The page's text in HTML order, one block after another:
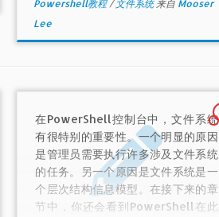
Powershell教程/ 文件系统 来自 Mooser
Lee
在PowerShell控制台中，文件系统
有很特别的重要性。一个明显的原因
是管理员需要执行许多涉及文件系统
的任务。另一个原因是文件系统是一
个层次结构信息模型。在接下来的章
节中，你还会看到PowerShell在此